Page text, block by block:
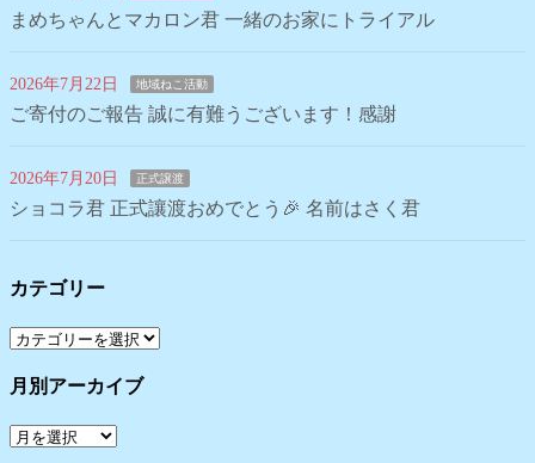
まめちゃんとマカロン君 一緒のお家にトライアル
2026年7月22日 地域ねこ活動
ご寄付のご報告 誠に有難うございます！感謝
2026年7月20日 正式譲渡
ショコラ君 正式讓渡おめでとう🎉 名前はさく君
カテゴリー
カ
ゴ
ー
月別アーカイブ
月